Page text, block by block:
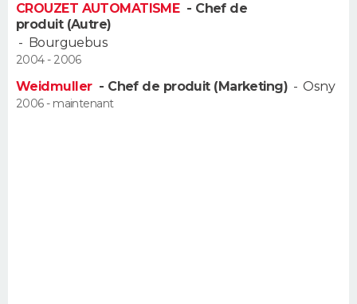
CROUZET AUTOMATISME - Chef de
produit (Autre)
- Bourguebus
2004 - 2006
Weidmuller - Chef de produit (Marketing) -Osny
2006 - maintenant